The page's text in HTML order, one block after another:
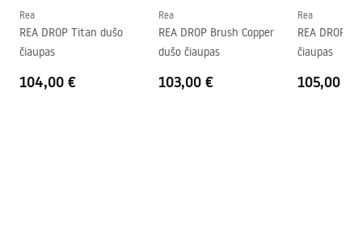
Garantija
Rea
REA DROP Titan dušo
čiaupas
104,00 €
Rea
REA DROP Brush Copper
dušo čiaupas
103,00 €
Rea
REA DROP
čiaupas
105,00 €